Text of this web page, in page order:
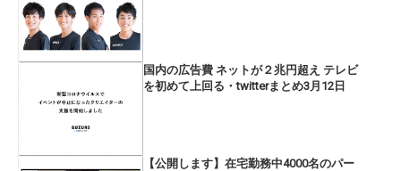
国内の広告費 ネットが２兆円超え テレビ
を初めて上回る・twitterまとめ3月12日
【公開します】在宅勤務中4000名のパー